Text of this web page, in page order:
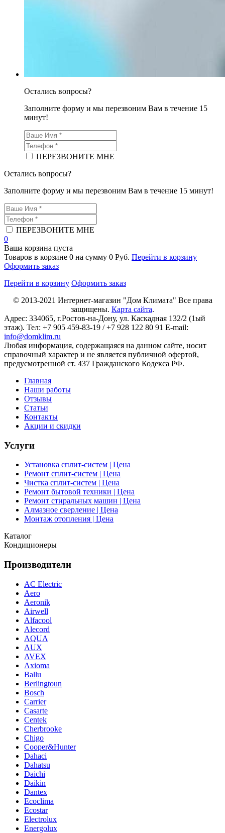
Остались вопросы?
Заполните форму и мы перезвоним Вам в течение 15
минут!
ПЕРЕЗВОНИТЕ МНЕ
Остались вопросы?
Заполните форму и мы перезвоним Вам в течение 15 минут!
ПЕРЕЗВОНИТЕ МНЕ
0
Ваша корзина пуста
Товаров в корзине 0 на сумму 0 Руб. Перейти в корзину
Оформить заказ
Перейти в корзину Оформить заказ
© 2013-2021 Интернет-магазин "Дом Климата" Все права
защищены. Карта сайта.
Адрес: 334065, г.Ростов-на-Дону, ул. Каскадная 132/2 (1ый
этаж). Тел: +7 905 459-83-19 / +7 928 122 80 91 E-mail:
info@domklim.ru
Любая информация, содержащаяся на данном сайте, носит
справочный характер и не является публичной офертой,
предусмотренной ст. 437 Гражданского Кодекса РФ.
Главная
Наши работы
Отзывы
Статьи
Контакты
Акции и скидки
Услуги
Установка сплит-систем | Цена
Ремонт сплит-систем | Цена
Чистка сплит-систем | Цена
Ремонт бытовой техники | Цена
Ремонт стиральных машин | Цена
Алмазное сверление | Цена
Монтаж отопления | Цена
Каталог
Кондиционеры
Производители
AC Electric
Aero
Aeronik
Airwell
Alfacool
Alecord
AQUA
AUX
AVEX
Axioma
Ballu
Berlingtoun
Bosch
Carrier
Casarte
Centek
Cherbrooke
Chigo
Cooper&Hunter
Dahaci
Dahatsu
Daichi
Daikin
Dantex
Ecoclima
Ecostar
Electrolux
Energolux